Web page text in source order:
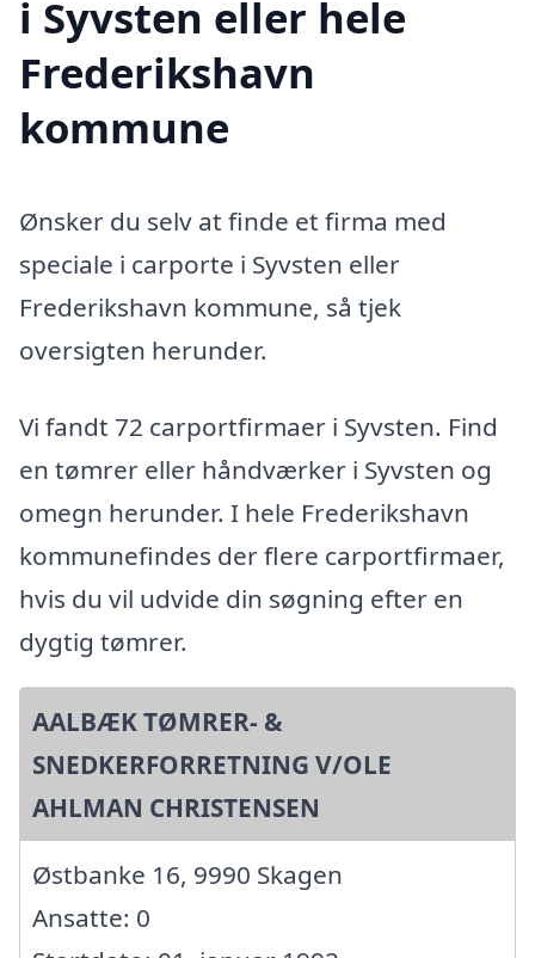
i Syvsten eller hele
Frederikshavn
kommune
Ønsker du selv at finde et firma med
speciale i carporte i Syvsten eller
Frederikshavn kommune, så tjek
oversigten herunder.
Vi fandt 72 carportfirmaer i Syvsten. Find
en tømrer eller håndværker i Syvsten og
omegn herunder. I hele Frederikshavn
kommunefindes der flere carportfirmaer,
hvis du vil udvide din søgning efter en
dygtig tømrer.
AALBÆK TØMRER- &
SNEDKERFORRETNING V/OLE
AHLMAN CHRISTENSEN
Østbanke 16, 9990 Skagen
Ansatte: 0